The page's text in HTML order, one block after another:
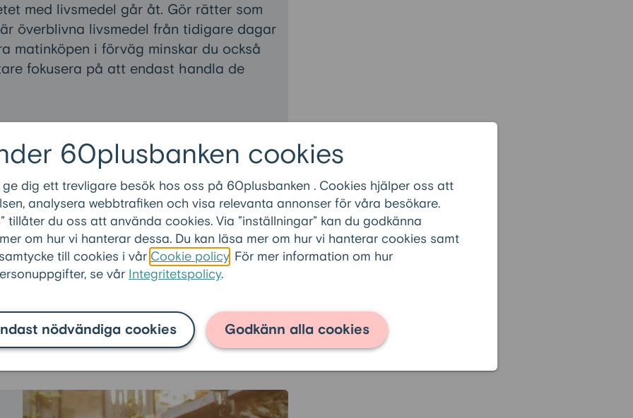
60plusbanken cookies
dig ett trevligare besök hos oss på 60plusbanken . Cookies hjälper oss att
analysera webbtrafiken och visa relevanta annonser för våra besökare.
tillåter du oss att använda cookies. Via ”inställningar” kan du godkänna
om hur vi hanterar dessa. Du kan läsa mer om hur vi hanterar cookies samt
till cookies i vår Cookie policy . För mer information om hur
se vår Integritetspolicy.
nödvändiga cookies Godkänn alla cookies
med livsmedel går åt. Gör rätter som
överblivna livsmedel från tidigare dagar
matinköpen i förväg minskar du också
fokusera på att endast handla de
datum. Många gånger sänker
sig sitt bäst-före-datum. Att
är snällt mot både miljön och
och använd råvarorna innan de blir
kan få ner matkostnaderna avsevärt
är en stor utgift för alla hushåll idag
till både matkostnader och hushållets